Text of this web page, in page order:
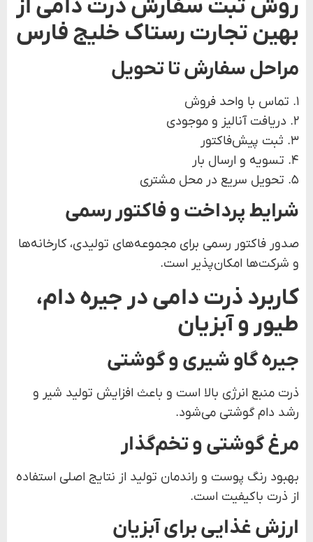
روش ثبت سفارش ذرت دامی از
بهین تجارت رستاک خلیج فارس
مراحل سفارش تا تحویل
۱. تماس با واحد فروش
۲. دریافت آنالیز و موجودی
۳. ثبت پیش‌فاکتور
۴. تسویه و ارسال بار
۵. تحویل سریع در محل مشتری
شرایط پرداخت و فاکتور رسمی
صدور فاکتور رسمی برای مجموعه‌های تولیدی، کارخانه‌ها
و شرکت‌ها امکان‌پذیر است.
کاربرد ذرت دامی در جیره دام،
طیور و آبزیان
جیره گاو شیری و گوشتی
ذرت منبع انرژی بالا است و باعث افزایش تولید شیر و
رشد دام گوشتی می‌شود.
مرغ گوشتی و تخم‌گذار
بهبود رنگ پوست و راندمان تولید از نتایج اصلی استفاده
از ذرت باکیفیت است.
ارزش غذایی برای آبزیان